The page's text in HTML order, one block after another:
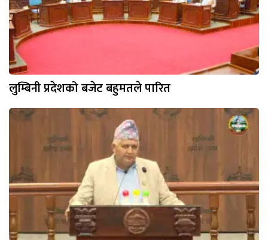
लुम्बिनी प्रदेशको बजेट बहुमतले पारित